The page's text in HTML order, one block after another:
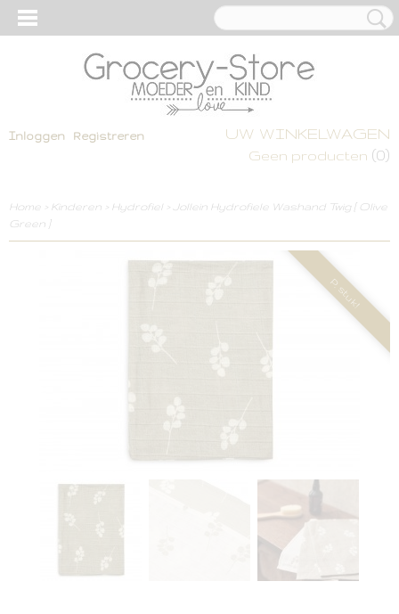
Inloggen Registreren UW WINKELWAGEN
Geen producten (0)
Home > Kinderen > Hydrofiel >
Jollein Hydrofiele Washand Twig [ Olive
Green ]
P. stuk!